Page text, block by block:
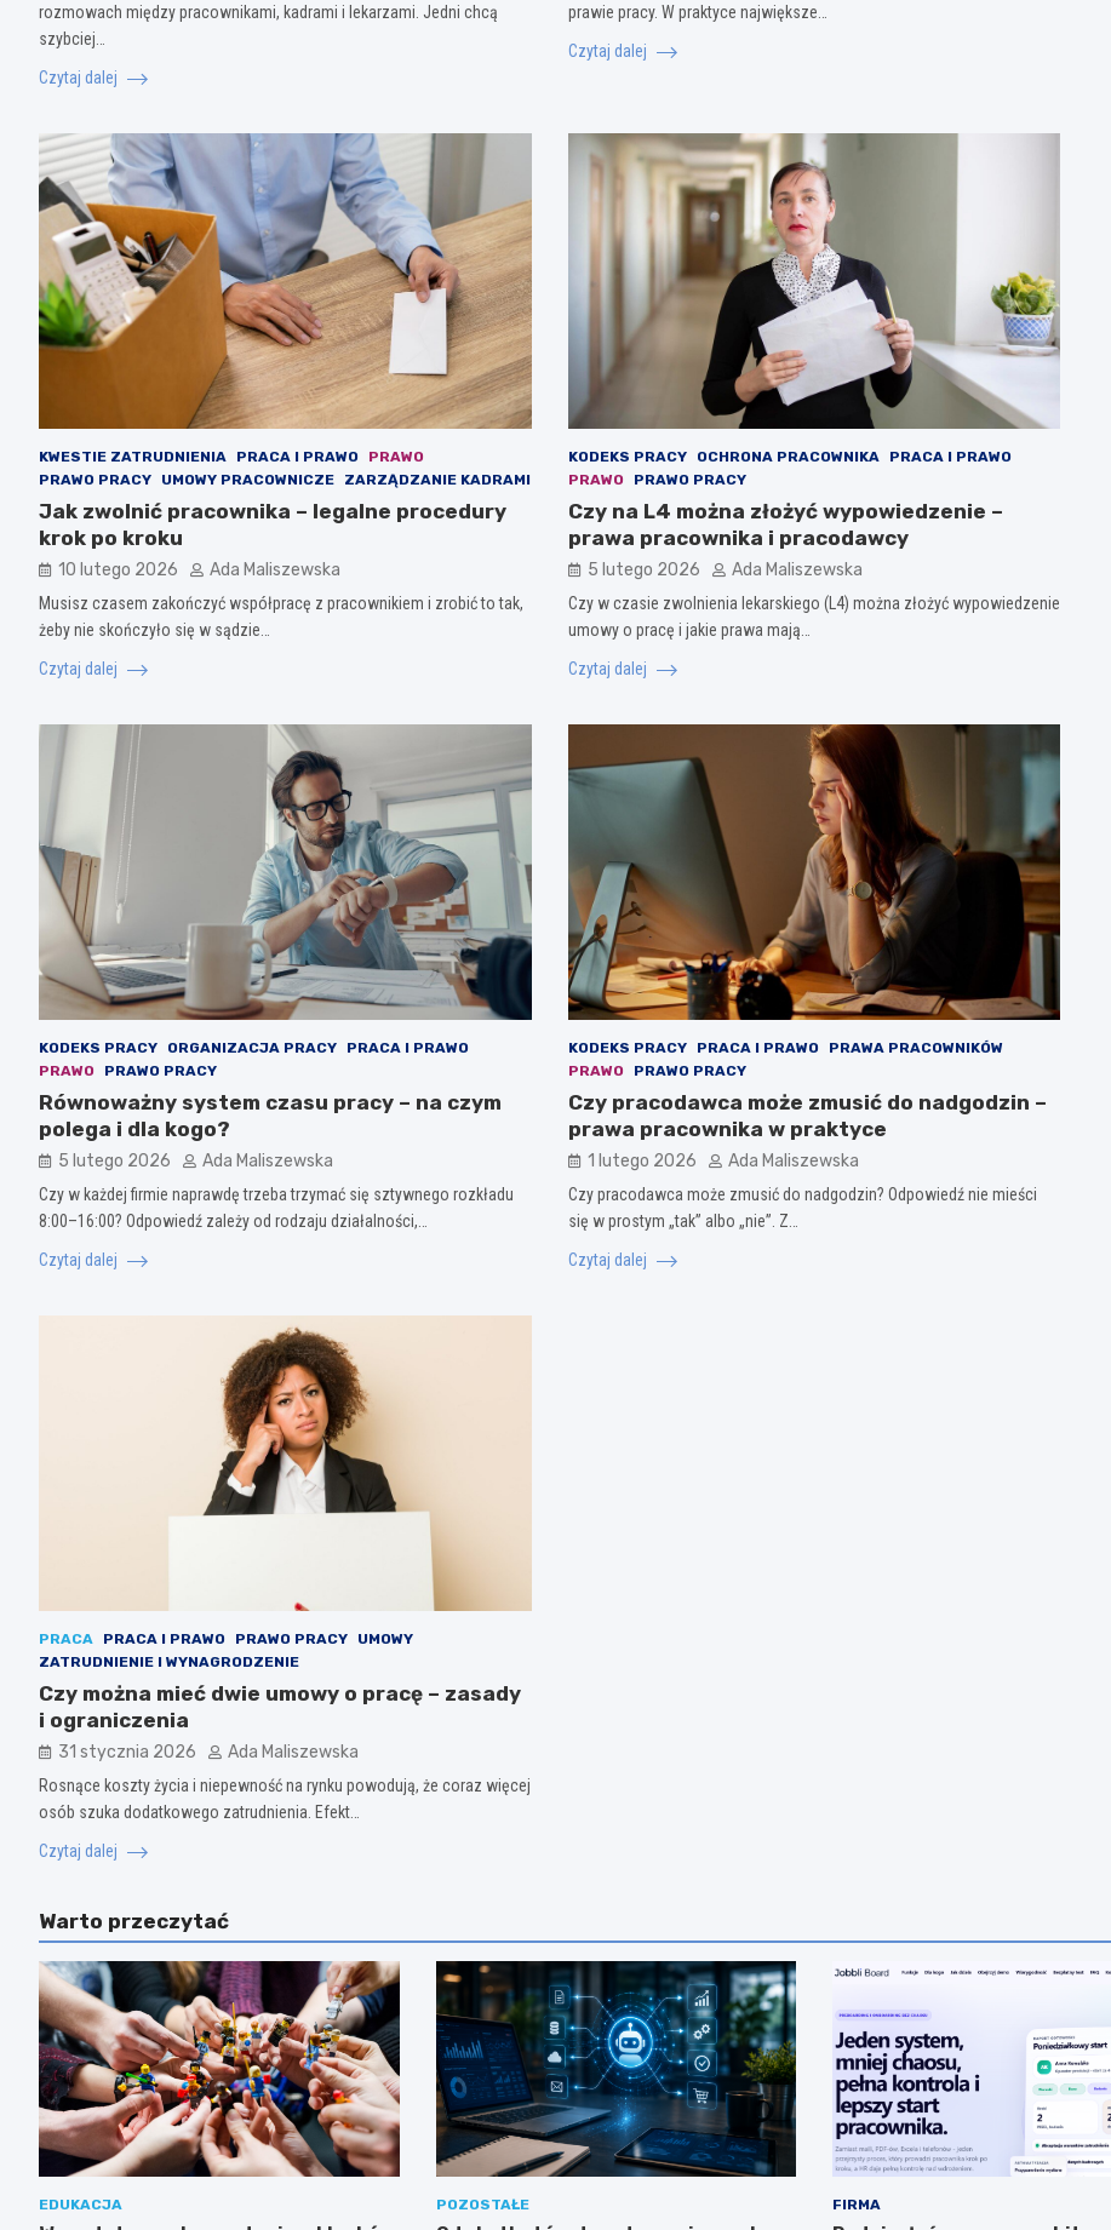
rozmowach między pracownikami, kadrami i lekarzami. Jedni chcą
szybciej…
Czytaj dalej
prawie pracy. W praktyce największe…
Czytaj dalej
KWESTIE ZATRUDNIENIA PRACA I PRAWO
PRAWO
PRAWO PRACY
UMOWY PRACOWNICZE ZARZĄDZANIE KADRAMI
Jak zwolnić pracownika – legalne procedury
krok po kroku
10 lutego 2026 Ada Maliszewska
Musisz czasem zakończyć współpracę z pracownikiem i zrobić to tak,
żeby nie skończyło się w sądzie…
Czytaj dalej
KODEKS PRACY OCHRONA PRACOWNIKA
PRACA I PRAWO
PRAWO
PRAWO PRACY
Czy na L4 można złożyć wypowiedzenie –
prawa pracownika i pracodawcy
5 lutego 2026 Ada Maliszewska
Czy w czasie zwolnienia lekarskiego (L4) można złożyć wypowiedzenie
umowy o pracę i jakie prawa mają…
Czytaj dalej
KODEKS PRACY ORGANIZACJA PRACY
PRACA I PRAWO
PRAWO
PRAWO PRACY
Równoważny system czasu pracy – na czym
polega i dla kogo?
5 lutego 2026 Ada Maliszewska
Czy w każdej firmie naprawdę trzeba trzymać się sztywnego rozkładu
8:00–16:00? Odpowiedź zależy od rodzaju działalności,…
Czytaj dalej
KODEKS PRACY PRACA I PRAWO
PRAWA PRACOWNIKÓW
PRAWO
PRAWO PRACY
Czy pracodawca może zmusić do nadgodzin –
prawa pracownika w praktyce
1 lutego 2026 Ada Maliszewska
Czy pracodawca może zmusić do nadgodzin? Odpowiedź nie mieści
się w prostym „tak” albo „nie”. Z…
Czytaj dalej
PRACA PRACA I PRAWO PRAWO PRACY
UMOWY
ZATRUDNIENIE I WYNAGRODZENIE
Czy można mieć dwie umowy o pracę – zasady
i ograniczenia
31 stycznia 2026 Ada Maliszewska
Rosnące koszty życia i niepewność na rynku powodują, że coraz więcej
osób szuka dodatkowego zatrudnienia. Efekt…
Czytaj dalej
Warto przeczytać
EDUKACJA POZOSTAŁE FIRMA